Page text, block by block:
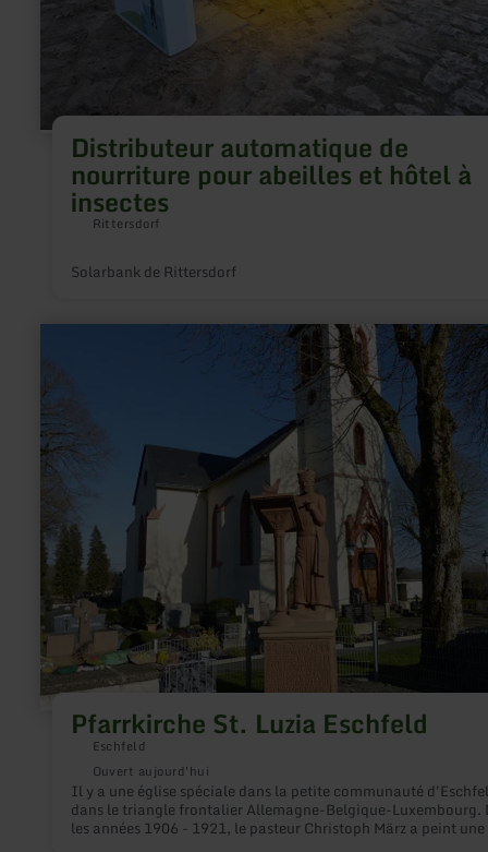
Distributeur automatique de
nourriture pour abeilles et hôtel à
insectes
Rittersdorf
Solarbank de Rittersdorf
Pfarrkirche St. Luzia Eschfeld
Eschfeld
Ouvert aujourd'hui
Il y a une église spéciale dans la petite communauté
dans le triangle frontalier Allemagne-Belgique-Luxembourg.
les années 1906 - 1921, le pasteur Christoph März a peint
Pfarrkirche
St.
Luzia
Eschfeld